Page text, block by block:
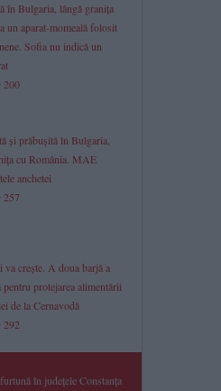
în Bulgaria, lângă granița
un aparat-momeală folosit
Sofia nu indică un
200
și prăbușită în Bulgaria,
cu România. MAE
anchetei
257
crește. A doua barjă a
protejarea alimentării
de la Cernavodă
292
în județele Constanța